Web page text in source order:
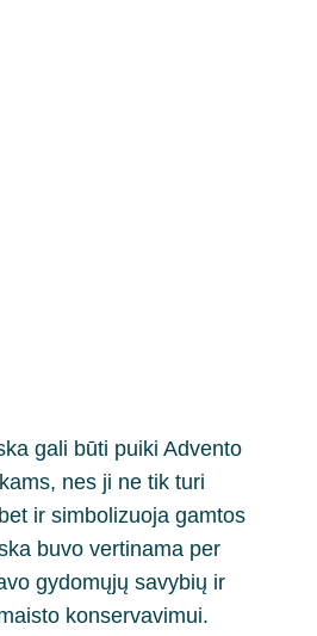
gali būti puiki Advento
nes ji ne tik turi
ir simbolizuoja gamtos
buvo vertinama per
gydomųjų savybių ir
konservavimui.